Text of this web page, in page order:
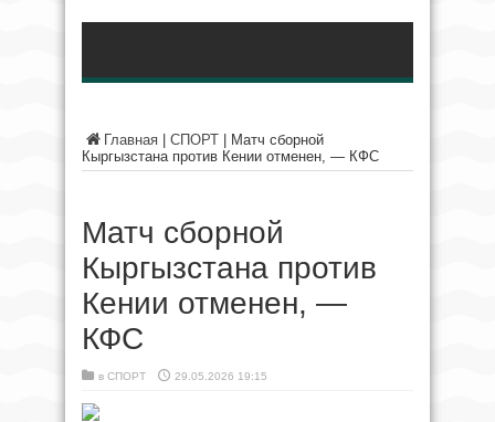
Главная СПОРТ
Матч сборной
Кыргызстана против Кении отменен, — КФС
Матч сборной
Кыргызстана против
Кении отменен, —
КФС
в СПОРТ 29.05.2026 19:15